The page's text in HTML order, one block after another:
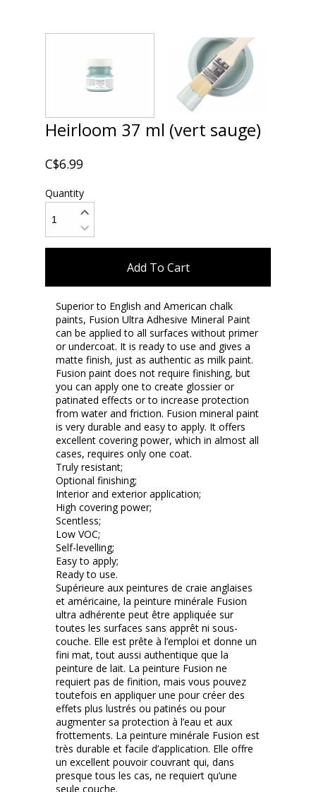
Heirloom 37 ml (vert sauge)
C$6.99
Quantity
Add To Cart
Superior to English and American chalk
paints, Fusion Ultra Adhesive Mineral Paint
can be applied to all surfaces without primer
or undercoat. It is ready to use and gives a
matte finish, just as authentic as milk paint.
Fusion paint does not require finishing, but
you can apply one to create glossier or
patinated effects or to increase protection
from water and friction. Fusion mineral paint
is very durable and easy to apply. It offers
excellent covering power, which in almost all
cases, requires only one coat.
Truly resistant;
Optional finishing;
Interior and exterior application;
High covering power;
Scentless;
Low VOC;
Self-levelling;
Easy to apply;
Ready to use.
Supérieure aux peintures de craie anglaises
et américaine, la peinture minérale Fusion
ultra adhérente peut être appliquée sur
toutes les surfaces sans apprêt ni sous-
couche. Elle est prête à l’emploi et donne un
fini mat, tout aussi authentique que la
peinture de lait. La peinture Fusion ne
requiert pas de finition, mais vous pouvez
toutefois en appliquer une pour créer des
effets plus lustrés ou patinés ou pour
augmenter sa protection à l’eau et aux
frottements. La peinture minérale Fusion est
très durable et facile d’application. Elle offre
un excellent pouvoir couvrant qui, dans
presque tous les cas, ne requiert qu’une
seule couche.